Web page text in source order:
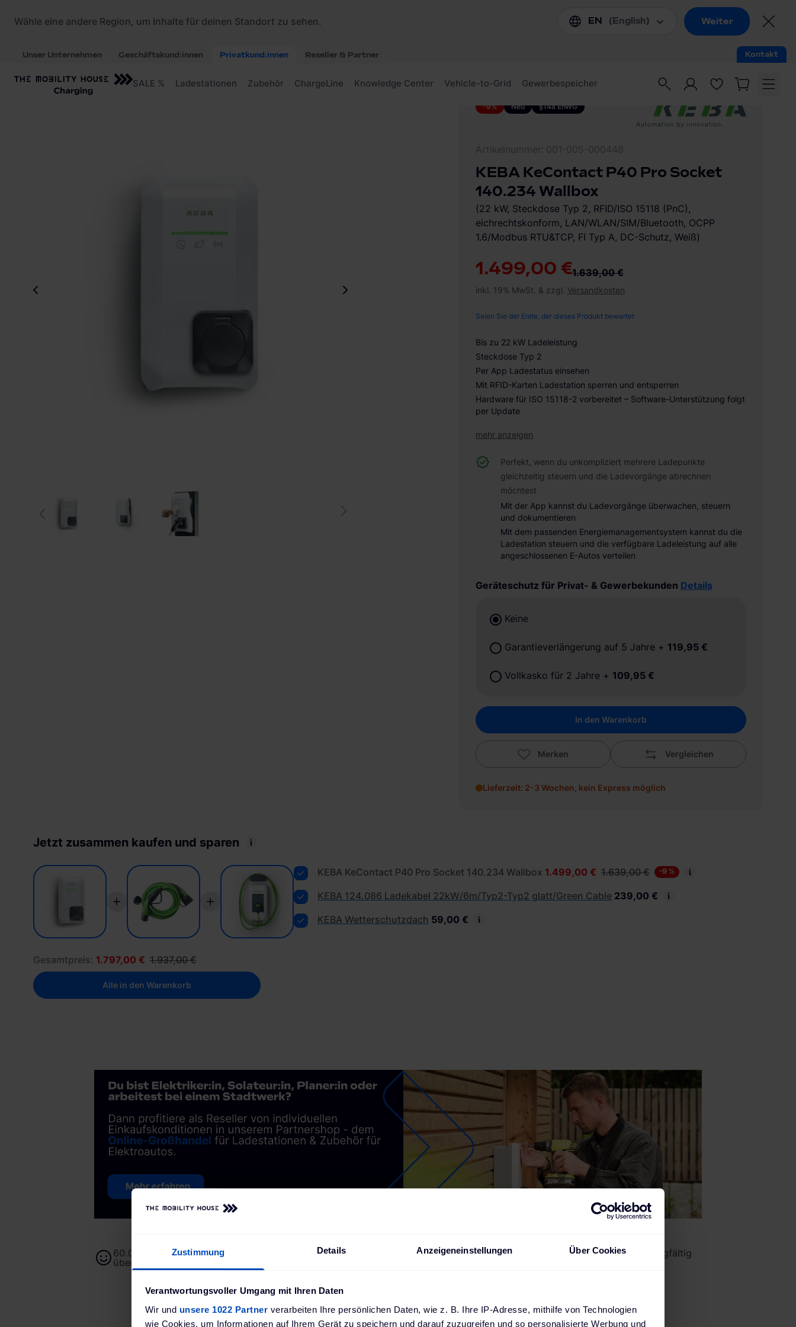
Zustimmung Details Anzeigeneinstellungen Über Cookies
Verantwortungsvoller Umgang mit Ihren Daten
Wir und unsere 1022 Partner verarbeiten Ihre persönlichen Daten, wie z. B. Ihre IP-Adresse, mithilfe von Technologien
wie Cookies, um Informationen auf Ihrem Gerät zu speichern und darauf zuzugreifen und so personalisierte Werbung und
Startseite / Ladestationen / KEBA KeContact P40 Pro Socket 140.234 Wallbox
-9% Neu §14a EnWG
1.499,00 €1.639,00 €
inkl. 19% MwSt. & zzgl. Versandkosten
Seien Sie der Erste, der dieses Produkt bewertet
Bis zu 22 kW Ladeleistung
Steckdose Typ 2
Per App Ladestatus einsehen
Mit RFID-Karten Ladestation sperren und entsperren
Hardware für ISO 15118-2 vorbereitet – Software-Unterstützung folgt
per Update
mehr anzeigen
Geräteschutz für Privat- & Gewerbekunden Details
Keine
Garantieverlängerung auf 5 Jahre + 119,95 €
Vollkasko für 2 Jahre + 109,95 €
In den Warenkorb
Merken Vergleichen
Lieferzeit: 2-3 Wochen, kein Express möglich
KEBA KeContact P40 Pro Socket
140.234 Wallbox
(22 kW, Steckdose Typ 2, RFID/ISO 15118 (PnC),
eichrechtskonform, LAN/WLAN/SIM/Bluetooth, OCPP
1.6/Modbus RTU&TCP, FI Typ A, DC-Schutz, Weiß)
Perfekt, wenn du unkompliziert mehrere Ladepunkte
gleichzeitig steuern und die Ladevorgänge abrechnen
möchtest
Mit der App kannst du Ladevorgänge überwachen, steuern
und dokumentieren
Mit dem passenden Energiemanagementsystem kannst du die
Ladestation steuern und die verfügbare Ladeleistung auf alle
angeschlossenen E-Autos verteilen
Jetzt zusammen kaufen und sparen
KEBA KeContact P40 Pro Socket 140.234 Wallbox 1.499,00 € 1.639,00 € -9 %
KEBA 124.086 Ladekabel 22kW/6m/Typ2-Typ2 glatt/Green Cable 239,00 €
KEBA Wetterschutzdach 59,00 €
Gesamtpreis: 1.797,00 € 1.937,00 €
Alle in den Warenkorb
60.000+ Kund:innen von unserem Service
überzeugt
Offizieller Partner von führenden
Alle Ladestationen sorgfältig